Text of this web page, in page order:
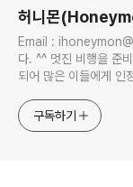
허니몬
Email :
다. ^^ 멋진 비행을 준
되어 많은 이들에게 인
지켜봐주세요!! ^^
구독하기